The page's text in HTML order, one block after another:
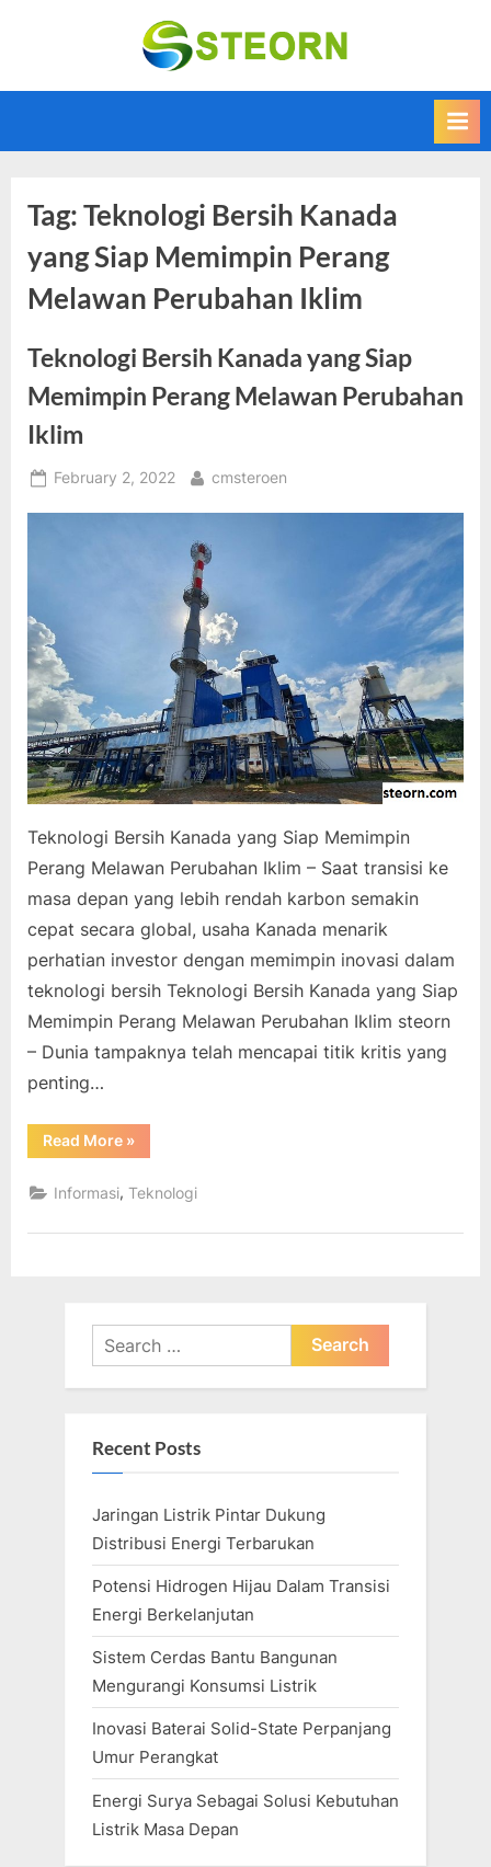
Informasi
Terkini dan
Informasi teknologi
terbaru dan
Tag:Teknologi Bersih Kanada
yang Siap Memimpin Perang
Melawan Perubahan Iklim
Teknologi Bersih Kanada yang Siap
Memimpin Perang Melawan Perubahan
Iklim
Posted
February 2, 2022 By
cmsteroen
Teknologi Bersih Kanada yang Siap Memimpin
Perang Melawan Perubahan Iklim – Saat transisi ke
masa depan yang lebih rendah karbon semakin
cepat secara global, usaha Kanada menarik
perhatian investor dengan memimpin inovasi dalam
teknologi bersih Teknologi Bersih Kanada yang Siap
Memimpin Perang Melawan Perubahan Iklim steorn
– Dunia tampaknya telah mencapai titik kritis yang
penting…
Read More“Teknologi
Bersih
yang
Siap
Perang
»
Informasi,Teknologi
Search
for:
Recent Posts
Jaringan Listrik Pintar Dukung
Distribusi Energi Terbarukan
Potensi Hidrogen Hijau Dalam Transisi
Energi Berkelanjutan
Sistem Cerdas Bantu Bangunan
Mengurangi Konsumsi Listrik
Inovasi Baterai Solid-State Perpanjang
Umur Perangkat
Energi Surya Sebagai Solusi Kebutuhan
Listrik Masa Depan